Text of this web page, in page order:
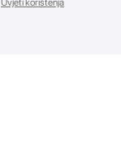
Uvjeti korištenja